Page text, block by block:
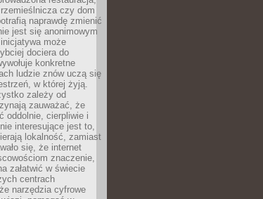
czy dom
naprawdę zmienić
jest się anonimowym
może
dociera do
konkretne
ludzie znów uczą się
w której żyją.
zależy od
zauważać, że
oddolnie, cierpliwie i
interesujące jest to,
lokalność, zamiast
się, że internet
znaczenie,
załatwić w świecie
centrach
narzędzia cyfrowe